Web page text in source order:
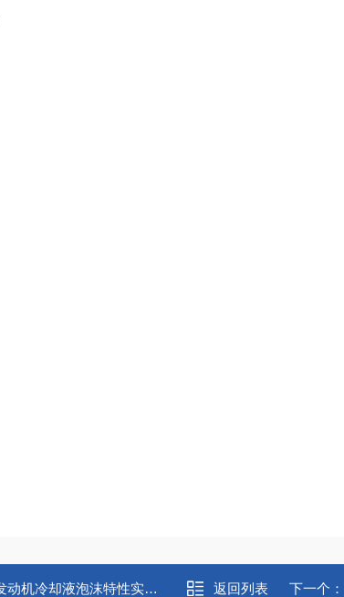
机冷却液泡沫特性实验器 返回列表 下一个：